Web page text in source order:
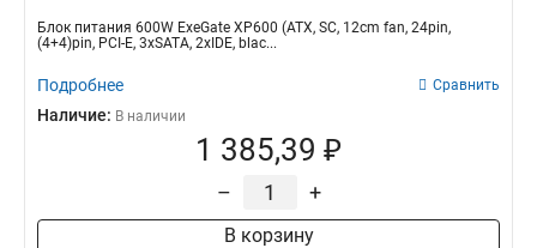
Блок питания 600W ExeGate XP600 (ATX, SC, 12cm fan, 24pin,
(4+4)pin, PCI-E, 3xSATA, 2xIDE, blac...
Подробнее Сравнить
Наличие: В наличии
1 385,39 ₽
– +
В корзину